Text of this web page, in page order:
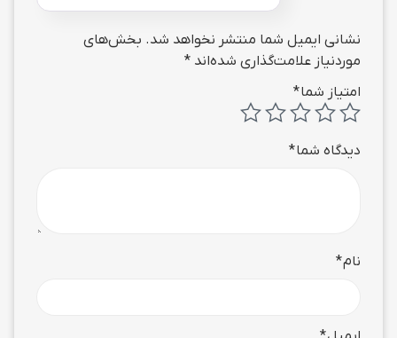
نشانی ایمیل شما منتشر نخواهد شد. بخش‌های
موردنیاز علامت‌گذاری شده‌اند *
امتیاز شما*
دیدگاه شما*
نام*